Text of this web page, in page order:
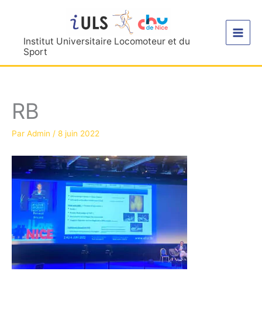
contenuInstitut Universitaire Locomoteur et du
Sport
RB
Par Admin / 8 juin 2022